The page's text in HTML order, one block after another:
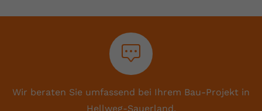
Wir beraten Sie umfassend bei Ihrem Bau-Projekt in
Hellweg-Sauerland.